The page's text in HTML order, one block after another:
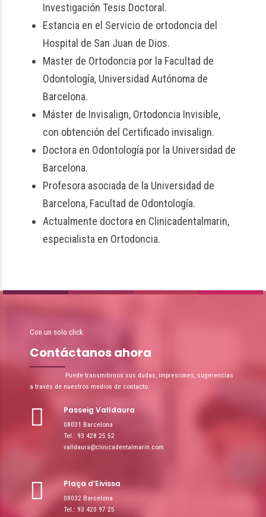
Investigación Tesis Doctoral.
Estancia en el Servicio de ortodoncia del
Hospital de San Juan de Dios.
Master de Ortodoncia por la Facultad de
Odontología, Universidad Autónoma de
Barcelona.
Máster de Invisalign, Ortodoncia Invisible,
con obtención del Certificado invisalign.
Doctora en Odontología por la Universidad de
Barcelona.
Profesora asociada de la Universidad de
Barcelona, Facultad de Odontología.
Actualmente doctora en Clinicadentalmarin,
especialista en Ortodoncia.
Con un solo click
Contáctanos ahora
Puede transmitirnos sus dudas, impresiones, sugerencias
a través de nuestros medios de contacto.
Passeig Valldaura
08031 Barcelona
Tel.: 93 428 25 52
valldaura@clinicadentalmarin.com
Plaça d’Eivissa
08032 Barcelona
Tel.: 93 420 97 25